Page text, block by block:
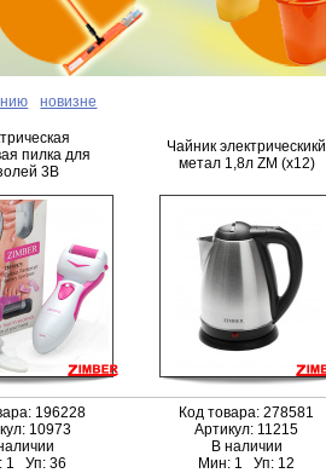
новизне
пилка для
3В
196228
10973
1 Уп: 36
Чайник электрическикй
метал 1,8л ZM (х12)
Код товара: 278581
Артикул: 11215
В наличии
Мин: 1 Уп: 12